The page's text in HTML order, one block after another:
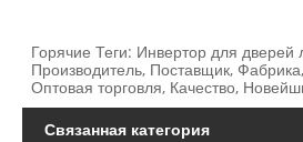
Горячие Теги: Инвертор для дверей
Производитель, Поставщик,
Оптовая торговля, Качество,
Связанная категория